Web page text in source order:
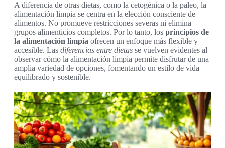
A diferencia de otras dietas, como la cetogénica o la paleo, la
alimentación limpia se centra en la elección consciente de
alimentos. No promueve restricciones severas ni elimina
grupos alimenticios completos. Por lo tanto, los principios de
la alimentación limpia ofrecen un enfoque más flexible y
accesible. Las diferencias entre dietas se vuelven evidentes al
observar cómo la alimentación limpia permite disfrutar de una
amplia variedad de opciones, fomentando un estilo de vida
equilibrado y sostenible.